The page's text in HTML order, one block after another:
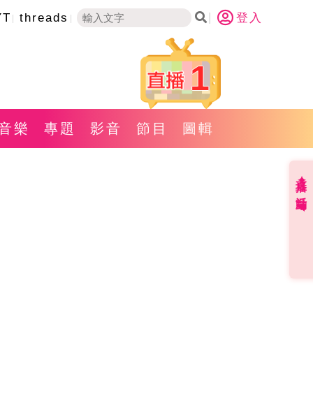
threads 登入
1
樂 專題 影音 節目 圖輯
直播✦活動